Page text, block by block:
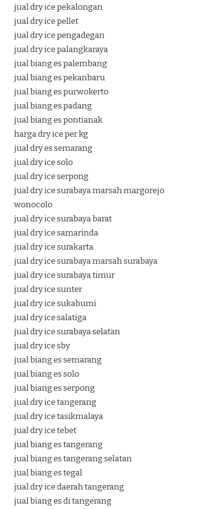
jual dry ice pekalongan
jual dry ice pellet
jual dry ice pengadegan
jual dry ice palangkaraya
jual biang es palembang
jual biang es pekanbaru
jual biang es purwokerto
jual biang es padang
jual biang es pontianak
harga dry ice per kg
jual dry es semarang
jual dry ice solo
jual dry ice serpong
jual dry ice surabaya marsah margorejo
wonocolo
jual dry ice surabaya barat
jual dry ice samarinda
jual dry ice surakarta
jual dry ice surabaya marsah surabaya
jual dry ice surabaya timur
jual dry ice sunter
jual dry ice sukabumi
jual dry ice salatiga
jual dry ice surabaya selatan
jual dry ice sby
jual biang es semarang
jual biang es solo
jual biang es serpong
jual dry ice tangerang
jual dry ice tasikmalaya
jual dry ice tebet
jual biang es tangerang
jual biang es tangerang selatan
jual biang es tegal
jual dry ice daerah tangerang
jual biang es di tangerang